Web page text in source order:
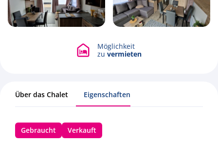
Alle Fotos ansehen
Möglichkeit
zu vermieten
Über das Chalet Eigenschaften
Gebraucht Verkauft